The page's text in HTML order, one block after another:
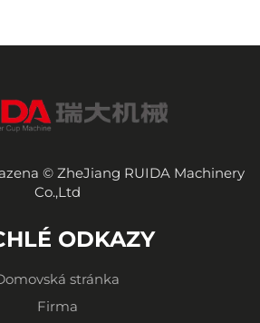
© ZheJiang RUIDA Machinery
Co.,Ltd
ODKAZY
stránka
Firma